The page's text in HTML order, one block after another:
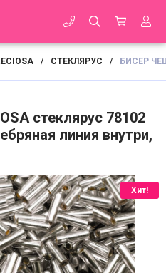
/ СТЕКЛЯРУС / БИСЕР
стеклярус 78102
линия внутри,
Хит!